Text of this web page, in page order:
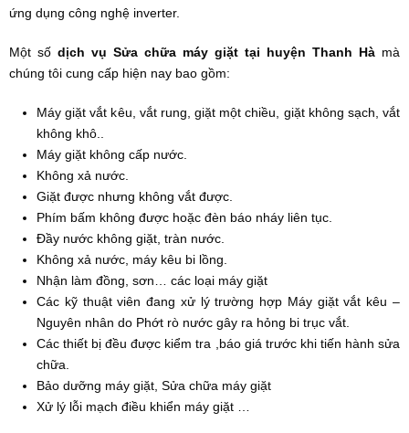
ứng dụng công nghệ inverter.
Một số dịch vụ Sửa chữa máy giặt tại huyện Thanh Hà mà
chúng tôi cung cấp hiện nay bao gồm:
Máy giặt vắt kêu, vắt rung, giặt một chiều, giặt không sạch, vắt
không khô..
Máy giặt không cấp nước.
Không xả nước.
Giặt được nhưng không vắt được.
Phím bấm không được hoặc đèn báo nháy liên tục.
Đầy nước không giặt, tràn nước.
Không xả nước, máy kêu bi lồng.
Nhận làm đồng, sơn… các loại máy giặt
Các kỹ thuật viên đang xử lý trường hợp Máy giặt vắt kêu –
Nguyên nhân do Phớt rò nước gây ra hỏng bi trục vắt.
Các thiết bị đều được kiểm tra ,báo giá trước khi tiến hành sửa
chữa.
Bảo dưỡng máy giặt, Sửa chữa máy giặt
Xử lý lỗi mạch điều khiển máy giặt …